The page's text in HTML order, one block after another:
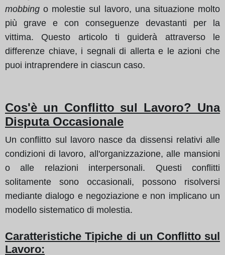
mobbing o molestie sul lavoro, una situazione molto
più grave e con conseguenze devastanti per la
vittima. Questo articolo ti guiderà attraverso le
differenze chiave, i segnali di allerta e le azioni che
puoi intraprendere in ciascun caso.
Cos'è un Conflitto sul Lavoro? Una
Disputa Occasionale
Un conflitto sul lavoro nasce da dissensi relativi alle
condizioni di lavoro, all'organizzazione, alle mansioni
o alle relazioni interpersonali. Questi conflitti
solitamente sono occasionali, possono risolversi
mediante dialogo e negoziazione e non implicano un
modello sistematico di molestia.
Caratteristiche Tipiche di un Conflitto sul
Lavoro: